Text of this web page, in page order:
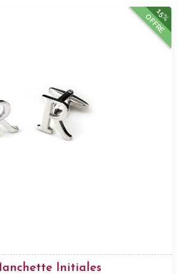
15%
OFFRE
Initiales